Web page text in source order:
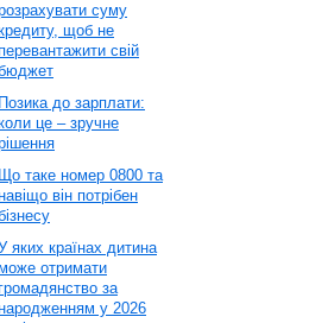
суму
щоб не
свій
Позика до зарплати:
це – зручне
Що таке номер 0800 та
він потрібен
яких країнах дитина
отримати
за
у 2026